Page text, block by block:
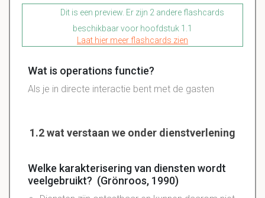
Dit is een preview. Er zijn 2 andere flashcards
beschikbaar voor hoofdstuk 1.1
Laat hier meer flashcards zien
Wat is operations functie?
Als je in directe interactie bent met de gasten
1.2 wat verstaan we onder dienstverlening
Welke karakterisering van diensten wordt
veelgebruikt? (Grönroos, 1990)